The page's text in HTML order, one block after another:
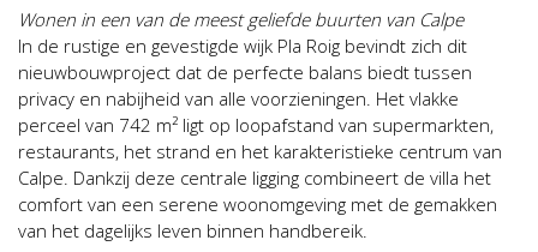
Wonen in een van de meest geliefde buurten van Calpe
In de rustige en gevestigde wijk Pla Roig bevindt zich dit
nieuwbouwproject dat de perfecte balans biedt tussen
privacy en nabijheid van alle voorzieningen. Het vlakke
perceel van 742 m² ligt op loopafstand van supermarkten,
restaurants, het strand en het karakteristieke centrum van
Calpe. Dankzij deze centrale ligging combineert de villa het
comfort van een serene woonomgeving met de gemakken
van het dagelijks leven binnen handbereik.